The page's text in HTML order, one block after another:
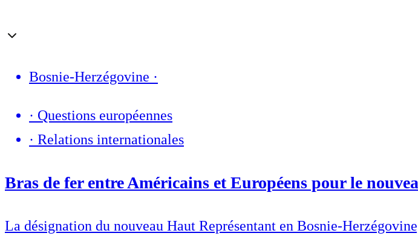
Bosnie-Herzégovine ·
· Questions européennes
· Relations internationales
Bras de fer entre Américains et Européens pour le
La désignation du nouveau Haut Représentant en Bosnie-